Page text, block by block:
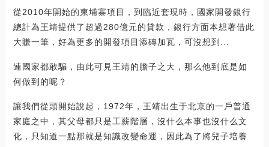
從2010年開始的柬埔寨項目，到臨近套現時，國家開發銀行
總計為王靖提供了超過280億元的貸款，銀行方面本想著借此
大賺一筆，好為更多的開發項目添磚加瓦，可沒想到...
連國家都敢騙，由此可見王靖的膽子之大，那么他到底是如
何做到的呢？
讓我們從頭開始說起，1972年，王靖出生于北京的一戶普通
家庭之中，其父母都只是工薪階層，沒什么本事也沒什么文
化，只知道一點那就是知識改變命運，因此為了將兒子培養